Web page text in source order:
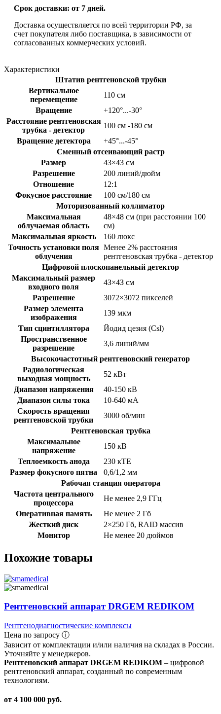
Срок доставки: от 7 дней.
Доставка осуществляется по всей территории РФ, за
счет покупателя либо поставщика, в зависимости от
согласованных коммерческих условий.
Характеристики
Штатив рентгеновской трубки
Вертикальное
перемещение
110 см
Вращение
+120°...-30°
Расстояние рентгеновская
трубка - детектор
100 см -180 см
Вращение детектора
+45°...-45°
Сменный отсеивающий растр
Размер
43×43 см
Разрешение
200 линий/дюйм
Отношение
12:1
Фокусное расстояние
100 см/180 см
Моторизованный коллиматор
Максимальная
облучаемая область
48×48 см (при расстоянии 100
см)
Максимальная яркость
160 люкс
Точность установки поля
облучения
Менее 2% расстояния
рентгеновская трубка - детектор
Цифровой плоскопанельный детектор
Максимальный размер
входного поля
4З×4З см
Разрешение
3072×3072 пикселей
Размер элемента
изображения
139 мкм
Тип сцинтиллятора
Йодид цезия (Csl)
Пространственное
разрешение
3,6 линий/мм
Высокочастотный рентгеновский генератор
Радиологическая
выходная мощность
52 кВт
Диапазон напряжения
40-150 кВ
Диапазон силы тока
10-640 мА
Скорость вращения
рентгеновской трубки
3000 об/мин
Рентгеновская трубка
Максимальное
напряжение
150 кВ
Теплоемкость анода
230 кТЕ
Размер фокусного пятна
0,6/1,2 мм
Рабочая станция оператора
Частота центрального
процессора
Не менее 2,9 ГГц
Оперативная память
Не менее 2 Гб
Жесткий диск
2×250 Гб, RAID массив
Монитор
Не менее 20 дюймов
Похожие товары
Рентгеновский аппарат DRGEM REDIKOM
Рентгенодиагностические комплексы
Цена по запросу ⓘ
Зависит от комплектации и/или наличия на складах в России.
Уточняйте у менеджеров.
Рентгеновский аппарат DRGEM REDIKOM – цифровой
рентгеновский аппарат, созданный по современным
технологиям.
от 4 100 000 руб.